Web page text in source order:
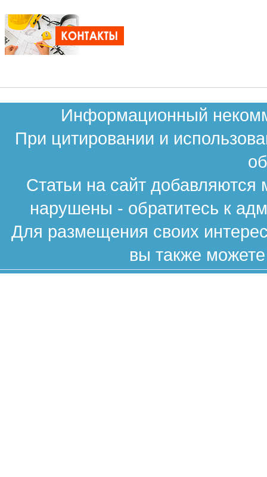
Информационный
При цитировании и
Статьи на сайт
нарушены - обратитесь к
Для размещения своих
вы также